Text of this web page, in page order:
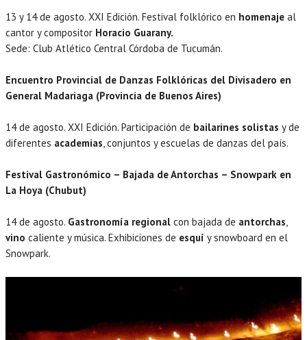
13 y 14 de agosto. XXI Edición. Festival folklórico en homenaje al
cantor y compositor Horacio Guarany.
Sede: Club Atlético Central Córdoba de Tucumán.
Encuentro Provincial de Danzas Folklóricas del Divisadero en
General Madariaga (Provincia de Buenos Aires)
14 de agosto. XXI Edición. Participación de bailarines solistas y de
diferentes academias, conjuntos y escuelas de danzas del país.
Festival Gastronómico – Bajada de Antorchas – Snowpark en
La Hoya (Chubut)
14 de agosto. Gastronomía regional con bajada de antorchas,
vino caliente y música. Exhibiciones de esquí y snowboard en el
Snowpark.